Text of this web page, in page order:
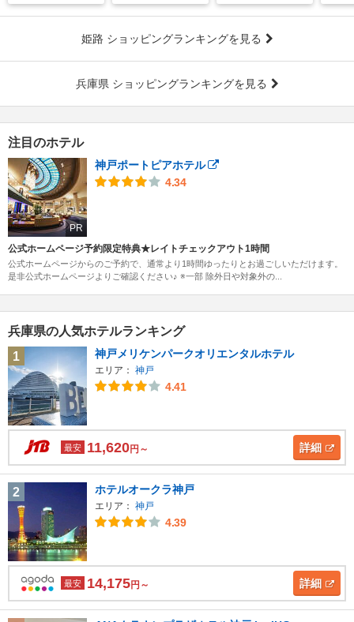
姫路 ショッピングランキングを見る
兵庫県 ショッピングランキングを見る
注目のホテル
PR
神戸ポートピアホテル
4.34
公式ホームページ予約限定特典★レイトチェックアウト1時間
公式ホームページからのご予約で、通常より1時間ゆったりとお過ごしいただけます。
是非公式ホームページよりご確認ください♪ ※一部 除外日や対象外の...
兵庫県の人気ホテルランキング
1
神戸メリケンパークオリエンタルホテル
エリア： 神戸
4.41
最安 11,620円～ 詳細
2 ホテルオークラ神戸
エリア： 神戸
4.39
最安 14,175円～ 詳細